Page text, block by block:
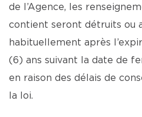
de l’Agence, les
contient seront détruits ou
habituellement après
(6) ans suivant la date de
en raison des délais de
la loi.